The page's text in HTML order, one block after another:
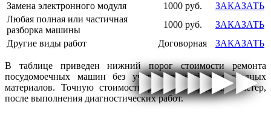
▶▶▶▶▶▶▶▶▶
▶▶▶▶▶▶▶
Замена электронного модуля
1000 руб.
ЗАКАЗАТЬ
Любая полная или частичная
разборка машины
1000 руб.
ЗАКАЗАТЬ
Другие виды работ
Договорная ЗАКАЗАТЬ
В таблице приведен нижний порог стоимости ремонта
посудомоечных машин без учета запчастей и расходных
материалов. Точную стоимость ремонта определит мастер,
после выполнения диагностических работ.